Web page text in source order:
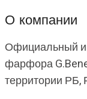
О компании
Официальный
фарфора
территории РБ,